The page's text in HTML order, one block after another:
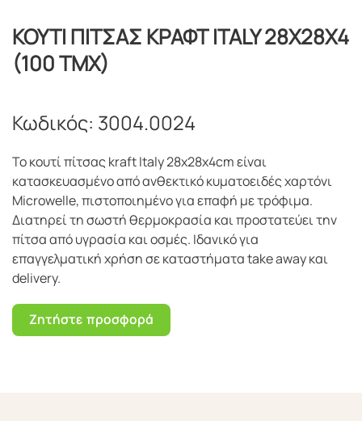
ΚΟΥΤΙ ΠΙΤΣΑΣ ΚΡΑΦΤ ITALY 28X28X4
(100 TMX)
Κωδικός: 3004.0024
Το κουτί πίτσας kraft Italy 28x28x4cm είναι
κατασκευασμένο από ανθεκτικό κυματοειδές χαρτόνι
Microwelle, πιστοποιημένο για επαφή με τρόφιμα.
Διατηρεί τη σωστή θερμοκρασία και προστατεύει την
πίτσα από υγρασία και οσμές. Ιδανικό για
επαγγελματική χρήση σε καταστήματα take away και
delivery.
Ζητήστε προσφορά